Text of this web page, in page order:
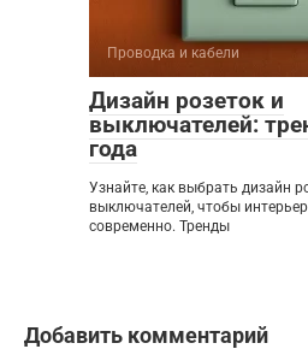
Проводка и кабели
Дизайн розеток и
выключателей:
года
Узнайте, как выбрать дизайн
выключателей, чтобы
современно. Тренды
Добавить комментарий